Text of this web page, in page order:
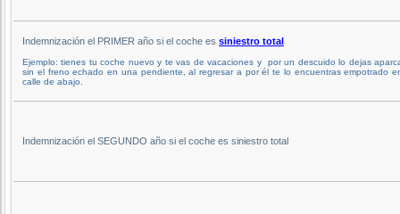
Indemnización el PRIMER año si el coche es siniestro total
Ejemplo: tienes tu coche nuevo y te vas de vacaciones y por un descuido lo dejas
sin el freno echado en una pendiente, al regresar a por él te lo encuentras empotrado
calle de abajo.
Indemnización el SEGUNDO año si el coche es siniestro total